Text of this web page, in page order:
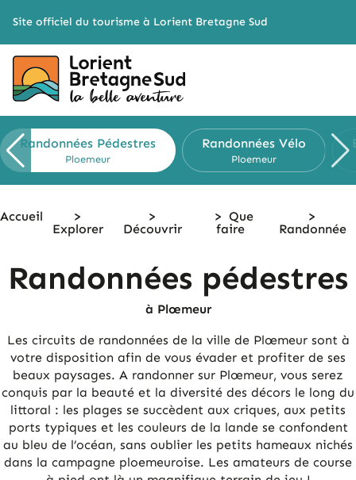
Site officiel du tourisme à Lorient Bretagne Sud
Randonnées Pédestres
Ploemeur
Randonnées Vélo
Ploemeur
Accueil
>
Explorer
>
Découvrir
> Que
faire
>
Randonnée
Randonnées pédestres
à Plœmeur
Les circuits de randonnées de la ville de Plœmeur sont à
votre disposition afin de vous évader et profiter de ses
beaux paysages. A randonner sur Plœmeur, vous serez
conquis par la beauté et la diversité des décors le long du
littoral : les plages se succèdent aux criques, aux petits
ports typiques et les couleurs de la lande se confondent
au bleu de l’océan, sans oublier les petits hameaux nichés
dans la campagne ploemeuroise. Les amateurs de course